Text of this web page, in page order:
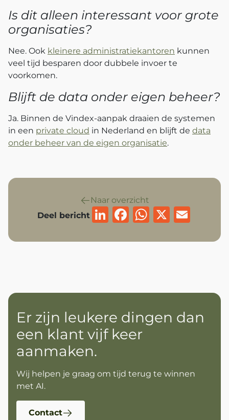
Is dit alleen interessant voor grote
organisaties?
Nee. Ook kleinere administratiekantoren kunnen
veel tijd besparen door dubbele invoer te
voorkomen.
Blijft de data onder eigen beheer?
Ja. Binnen de Vindex-aanpak draaien de systemen
in een private cloud in Nederland en blijft de data
onder beheer van de eigen organisatie.
Naar overzicht
Deel bericht
LinkedIn
Facebook
X
Er zijn leukere dingen dan
een klant vijf keer
aanmaken.
Wij helpen je graag om tijd terug te winnen
met AI.
Contact